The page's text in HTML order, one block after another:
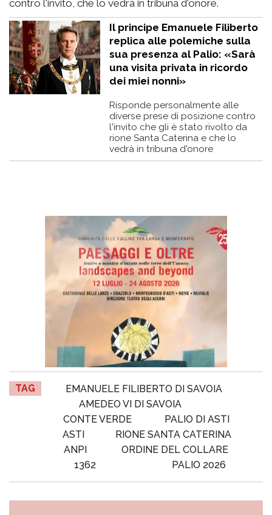
contro l'invito, che lo vedrà in tribuna d'onore.
Il principe Emanuele Filiberto
replica alle polemiche sulla
sua presenza al Palio: «Sarà
una visita privata in ricordo
dei miei nonni»
Risponde personalmente alle
diverse prese di posizione contro
l'invito che gli è stato rivolto da
rione Santa Caterina e che lo
vedrà in tribuna d'onore
TAG
EMANUELE FILIBERTO DI SAVOIA
AMEDEO VI DI SAVOIA
CONTE VERDE
PALIO DI ASTI
ASTI
RIONE SANTA CATERINA
ANPI
ORDINE DEL COLLARE
1362
PALIO 2026